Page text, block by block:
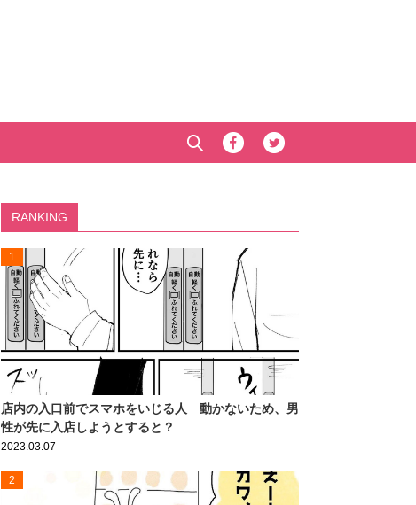
RANKING
1
店内の入口前でスマホをいじる人 動かないため、男
性が先に入店しようとすると？
2023.03.07
2